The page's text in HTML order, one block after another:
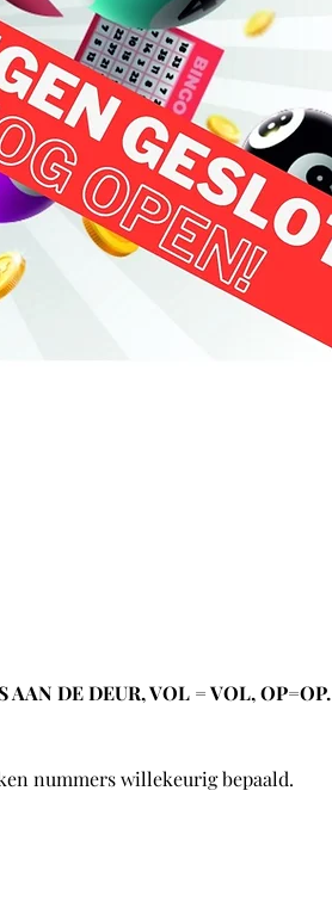
AAN DE DEUR, VOL = VOL, OP=OP.
nummers willekeurig bepaald.